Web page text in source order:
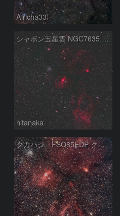
Alricha33
シャボン玉星雲 NGC7635 クワガタ星雲 Sh2-157 カシオペア座
hltanaka
タカハシ FSQ85EDP クワガタ星雲